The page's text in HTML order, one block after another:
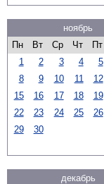
ноябрь
Пн
Вт Ср Чт Пт
1
2 3 4 5
8
9 10 11 12
15
16 17 18 19
22
23 24 25 26
29
30
декабрь